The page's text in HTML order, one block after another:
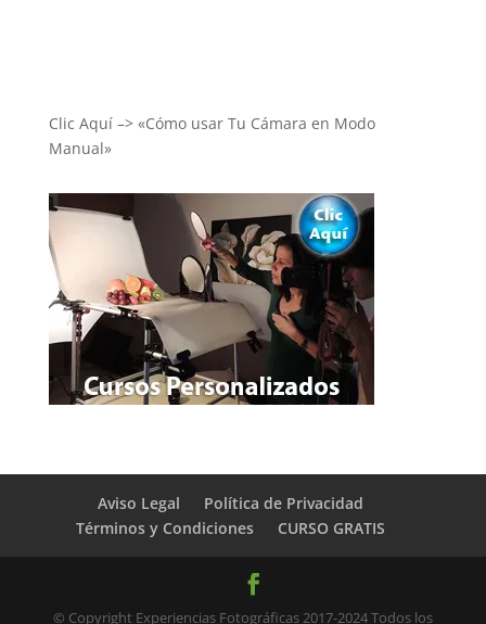
Clic Aquí –> «Cómo usar Tu Cámara en Modo
Manual»
Aviso Legal
Política de Privacidad
Términos y Condiciones
CURSO GRATIS
© Copyright Experiencias Fotográficas 2017-2024 Todos los